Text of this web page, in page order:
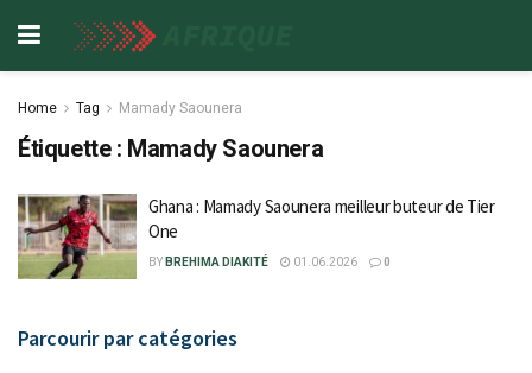
Home Tag Mamady Saounera
Étiquette : Mamady Saounera
Ghana : Mamady Saounera meilleur buteur de Tier
One
BY BREHIMA DIAKITÉ 01.06.2026 0
Parcourir par catégories